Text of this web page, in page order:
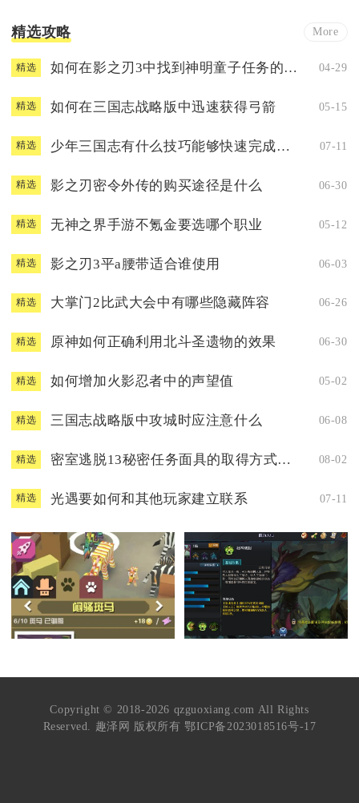
精选攻略 More
精选 如何在影之刃3中找到神明童子任务的位置 04-29
精选 如何在三国志战略版中迅速获得弓箭 05-15
精选 少年三国志有什么技巧能够快速完成游戏 07-11
精选 影之刃密令外传的购买途径是什么 06-30
精选 无神之界手游不氪金要选哪个职业 05-12
精选 影之刃3平a腰带适合谁使用 06-03
精选 大掌门2比武大会中有哪些隐藏阵容 06-26
精选 原神如何正确利用北斗圣遗物的效果 06-30
精选 如何增加火影忍者中的声望值 05-02
精选 三国志战略版中攻城时应注意什么 06-08
精选 密室逃脱13秘密任务面具的取得方式有哪些 08-02
精选 光遇要如何和其他玩家建立联系 07-11
Copyright © 2018-2026 qzguoxiang.com All Rights
Reserved. 趣泽网 版权所有 鄂ICP备2023018516号-17